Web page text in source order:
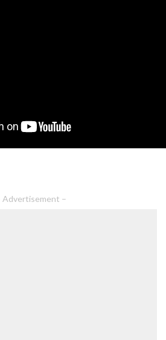
Advertisement –